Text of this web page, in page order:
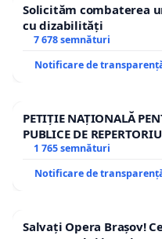
Solicităm combaterea
cu dizabilități
7 678 semnături
Notificare de
PETIȚIE NAȚIONALĂ
PUBLICE DE
1 765 semnături
Notificare de
Salvați Opera Brașov!